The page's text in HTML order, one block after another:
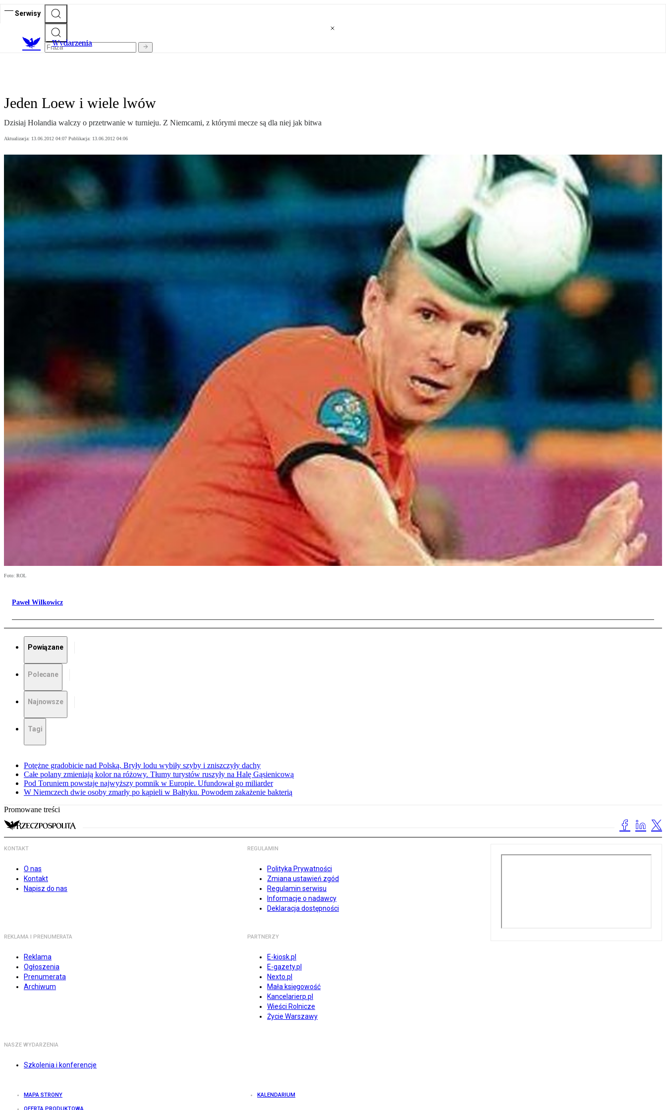
Serwisy
Wydarzenia
Jeden Loew i wiele lwów
Dzisiaj Holandia walczy o przetrwanie w turnieju. Z Niemcami, z którymi mecze są dla niej jak bitwa
Aktualizacja: 13.06.2012 04:07 Publikacja: 13.06.2012 04:06
Foto: ROL
Paweł Wilkowicz
Powiązane
Polecane
Najnowsze
Tagi
Potężne gradobicie nad Polską. Bryły lodu wybiły szyby i zniszczyły dachy
Całe polany zmieniają kolor na różowy. Tłumy turystów ruszyły na Halę Gąsienicową
Pod Toruniem powstaje najwyższy pomnik w Europie. Ufundował go miliarder
W Niemczech dwie osoby zmarły po kąpieli w Bałtyku. Powodem zakażenie bakterią
Promowane treści
KONTAKT
O nas
Kontakt
Napisz do nas
REGULAMIN
Polityka Prywatności
Zmiana ustawień zgód
Regulamin serwisu
Informacje o nadawcy
Deklaracja dostępności
REKLAMA I PRENUMERATA
Reklama
Ogłoszenia
Prenumerata
Archiwum
PARTNERZY
E-kiosk.pl
E-gazety.pl
Nexto.pl
Mała księgowość
Kancelarierp.pl
Wieści Rolnicze
Życie Warszawy
NASZE WYDARZENIA
Szkolenia i konferencje
MAPA STRONY KALENDARIUM